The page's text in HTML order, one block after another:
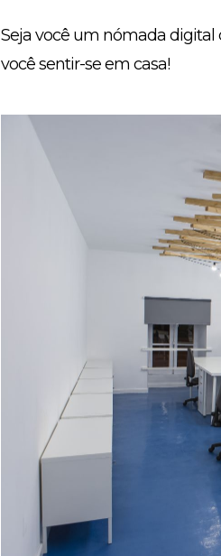
Seja você um nómada digital
você sentir-se em casa!